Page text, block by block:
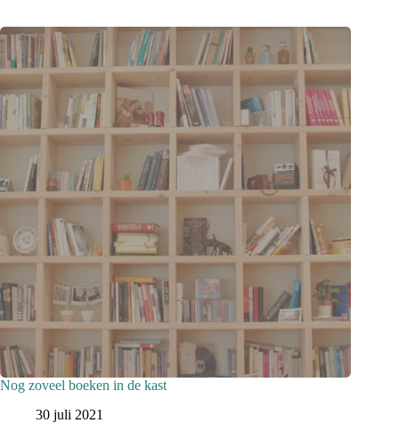
Nog zoveel boeken in de kast
30 juli 2021